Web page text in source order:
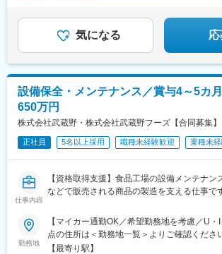
四条駅(京都市営)、伏見駅(京都府)、覚王山
駅、大津市役所前駅、南町駅、大和八木駅、
線)、六甲道駅、湊川駅、摩耶駅、八柱駅、浅
い。
駅、つきみ野駅、金沢八景駅(京急線)、南橋
駅、明戸駅、西川田駅、岡本駅(栃木県)、館
県)、南大高駅、柴田駅、老津駅、碧南中央駅
小牧原駅、川越富洲原駅、関内駅、浜松町駅
屋駅、梅田駅(地下鉄)、武蔵白石駅、新子安
花時計前駅、金沢八景駅(横浜シーサイドライ
園駅、名古屋駅、大阪梅田駅(阪急線)、信貴
(阪神)
気になる
設備保全・メンテナンス／賞与4～5カ
650万円
株式会社武蔵野・株式会社武蔵野フーズ【合同募集】
正社員 5名以上採用 職種未経験歓迎 業種未
仕事内容
【資格取得支援】食品工場の設備メンテナ
などで販売される商品の製造を支える仕事で
勤務地
【マイカー通勤OK／希望勤務地を考慮／U
点の住所は＜勤務地一覧＞よりご確認くださ
野＞〇埼玉県・埼玉工場・朝霞工場・埼玉麺
【最寄り駅】